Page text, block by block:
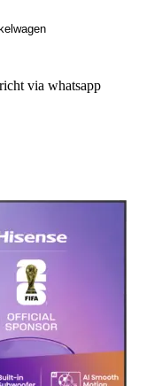
via whatsapp